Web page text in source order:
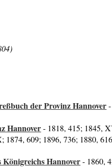
der Provinz Hannover-
Hannover- 1818, 415; 1845,
609; 1896, 736; 1880,
Hannover- 1860,